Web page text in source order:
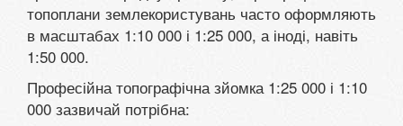
топоплани землекористувань часто оформляють
в масштабах 1:10 000 і 1:25 000, а іноді, навіть
1:50 000.
Професійна топографічна зйомка 1:25 000 і 1:10
000 зазвичай потрібна: